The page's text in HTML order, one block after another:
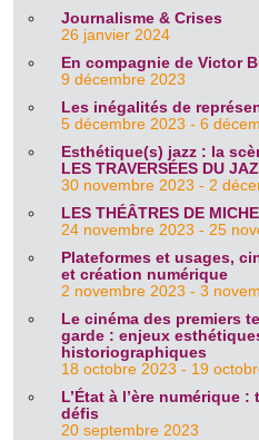
Journalisme & Crises
26 janvier 2024
En compagnie de Victor
9 décembre 2023
Les inégalités de
5 décembre 2023 - 6
Esthétique(s) jazz : la
LES TRAVERSÉES DU
30 novembre 2023 - 2
LES THÉÂTRES DE
24 novembre 2023 - 25
Plateformes et usages,
et création numérique
2 novembre 2023 - 3
Le cinéma des premiers
garde : enjeux
historiographiques
18 octobre 2023 - 19
L’État à l’ère numérique
défis
20 septembre 2023